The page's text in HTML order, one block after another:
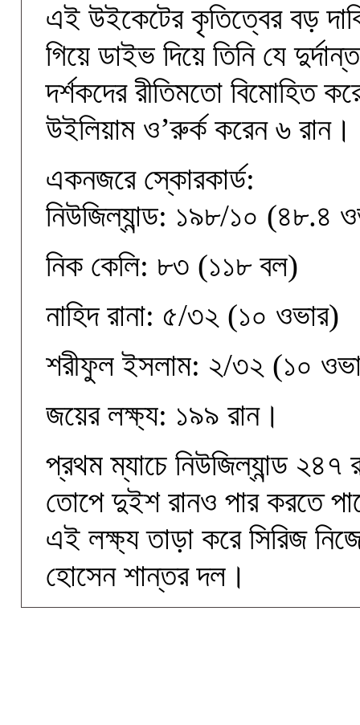
এই উইকেটের কৃতিত্বের বড়
গিয়ে ডাইভ দিয়ে তিনি যে
দর্শকদের রীতিমতো বিমোহিত
উইলিয়াম ও’রুর্ক করেন ৬ রান।
একনজরে স্কোরকার্ড:
নিউজিল্যান্ড: ১৯৮/১০ (৪৮.৪
নিক কেলি: ৮৩ (১১৮ বল)
নাহিদ রানা: ৫/৩২ (১০ ওভার)
শরীফুল ইসলাম: ২/৩২ (১০
জয়ের লক্ষ্য: ১৯৯ রান।
প্রথম ম্যাচে নিউজিল্যান্ড ২৪৭
তোপে দুইশ রানও পার করতে
এই লক্ষ্য তাড়া করে সিরিজ
হোসেন শান্তর দল।